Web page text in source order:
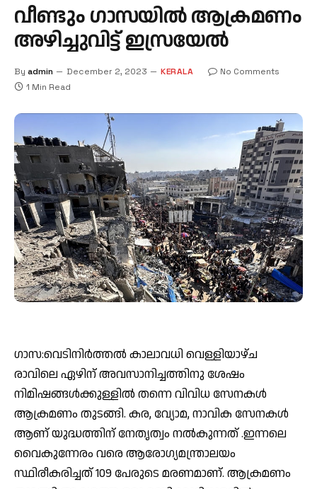
വീണ്ടും ഗാസയിൽ ആക്രമണം
അഴിച്ചുവിട്ട്‌ ഇസ്രയേൽ
By admin December 2, 2023 KERALA
No Comments
1 Min Read
ഗാസ:വെടിനിർത്തൽ കാലാവധി വെള്ളിയാഴ്ച
രാവിലെ ഏഴിന്‌ അവസാനിച്ചത്തിനു ശേഷം
നിമിഷങ്ങൾക്കുള്ളിൽ തന്നെ വിവിധ സേനകൾ
ആക്രമണം തുടങ്ങി. കര, വ്യോമ, നാവിക സേനകൾ
ആണ് യുദ്ധത്തിന് നേതൃത്വം നൽകുന്നത് .ഇന്നലെ
വൈകുന്നേരം വരെ ആരോഗ്യമന്ത്രാലയം
സ്ഥിരീകരിച്ചത് 109 പേരുടെ മരണമാണ്. ആക്രമണം